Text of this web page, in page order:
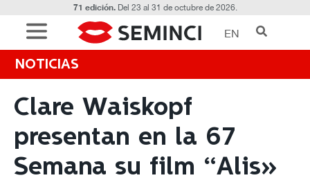
71 edición.Del 23 al 31 de octubre de 2026.
EN
NOTICIAS
Clare Waiskopf
presentan en la 67
Semana su film “Alis»